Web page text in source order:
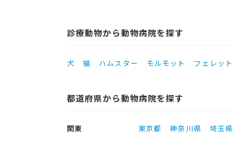
診療動物から動物病院を探す
犬 猫 ハムスター モルモット フェレット
都道府県から動物病院を探す
関東 東京都 神奈川県 埼玉県